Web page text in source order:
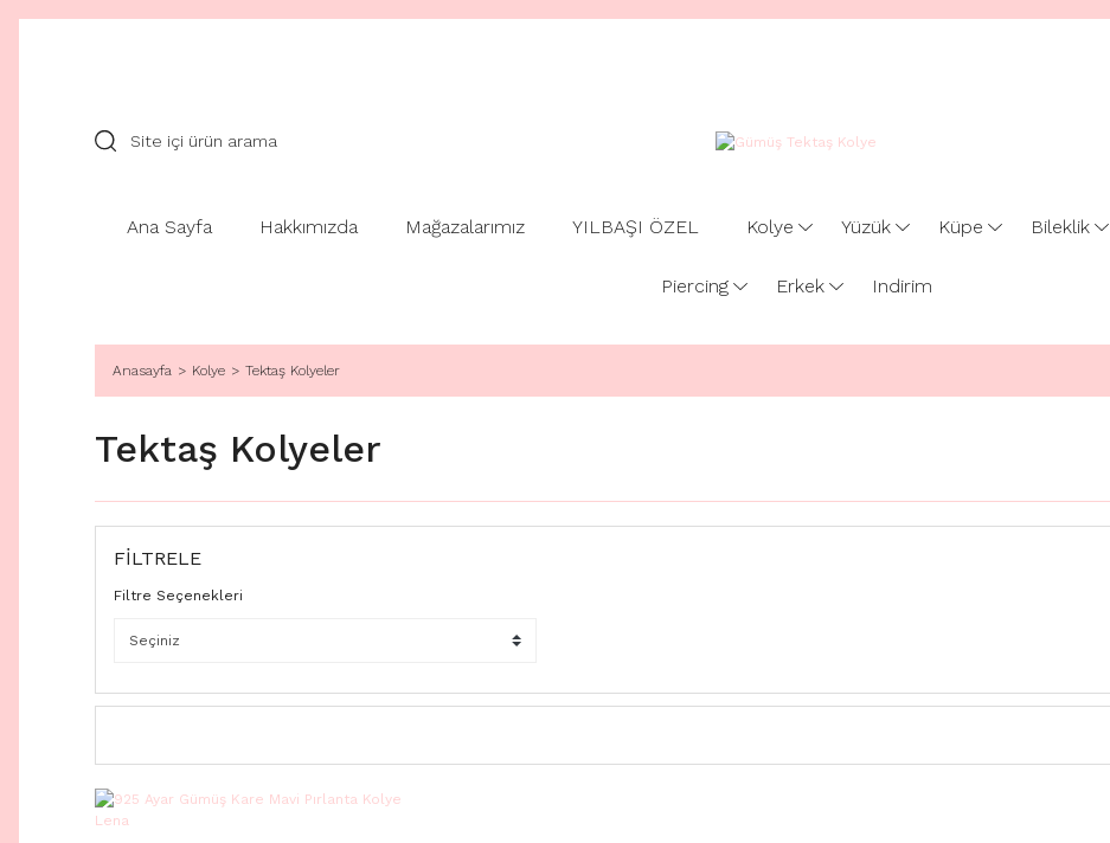
Ana Sayfa Hakkımızda Mağazalarımız YILBAŞI ÖZEL Kolye Yüzük Küpe Bileklik
Piercing Erkek Indirim
Anasayfa Kolye Tektaş Kolyeler
Tektaş Kolyeler
FİLTRELE
Filtre Seçenekleri